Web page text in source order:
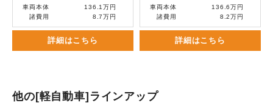
車両本体
136.1万円
諸費用
8.7万円
詳細はこちら
車両本体
136.6万円
諸費用
8.2万円
詳細はこちら
他の[軽自動車]ラインアップ